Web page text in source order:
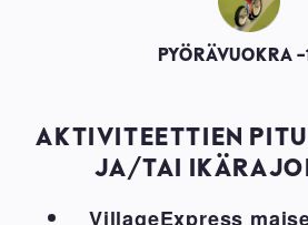
PYÖRÄVUOKRA
AKTIVITEETTIEN
JA/TAI
VillageExpress